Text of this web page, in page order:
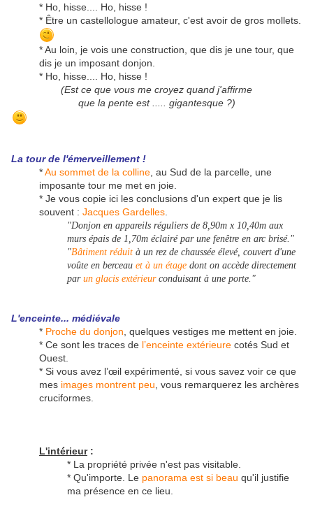
* Ho, hisse.... Ho, hisse !
* Être un castellologue amateur, c'est avoir de gros mollets.
* Au loin, je vois une construction, que dis je une tour, que
dis je un imposant donjon.
* Ho, hisse.... Ho, hisse !
(Est ce que vous me croyez quand j'affirme
que la pente est ..... gigantesque ?)
La tour de l'émerveillement !
*Au sommet de la colline , au Sud de la parcelle, une
imposante tour me met en joie.
* Je vous copie ici les conclusions d'un expert que je lis
souvent : Jacques Gardelles
"Donjon en appareils réguliers de 8,90m x 10,40m aux
murs épais de 1,70m éclairé par une fenêtre en arc brisé."
"Bâtiment réduit à un rez de chaussée élevé, couvert d'une
voûte en berceau et à un étage dont on accède directement
par un glacis extérieurconduisant à une porte."
L'enceinte... médiévale
* Proche du donjon , quelques vestiges me mettent en joie.
* Ce sont les traces de l’enceinte extérieure cotés Sud et
Ouest.
* Si vous avez l’œil expérimenté, si vous savez voir ce que
mes images montrent peu , vous remarquerez les archères
cruciformes.
L'intérieur:
* La propriété privée n'est pas visitable.
* Qu'importe. Le panorama est si beau qu'il justifie
ma présence en ce lieu.